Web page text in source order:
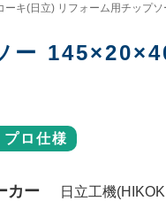
ーキ(日立) リフォーム用チップ
ー
プロ仕様
カー 日立工機